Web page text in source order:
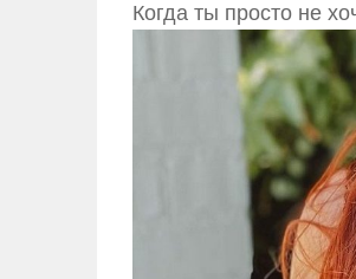
Когда ты просто не